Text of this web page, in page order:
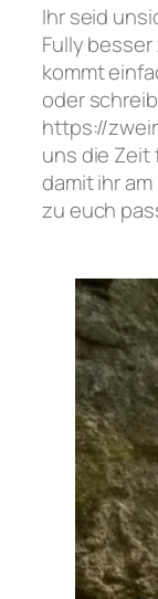
Ihr seid
Fully
kommt
oder
https://
uns die Zeit
damit ihr
zu euch